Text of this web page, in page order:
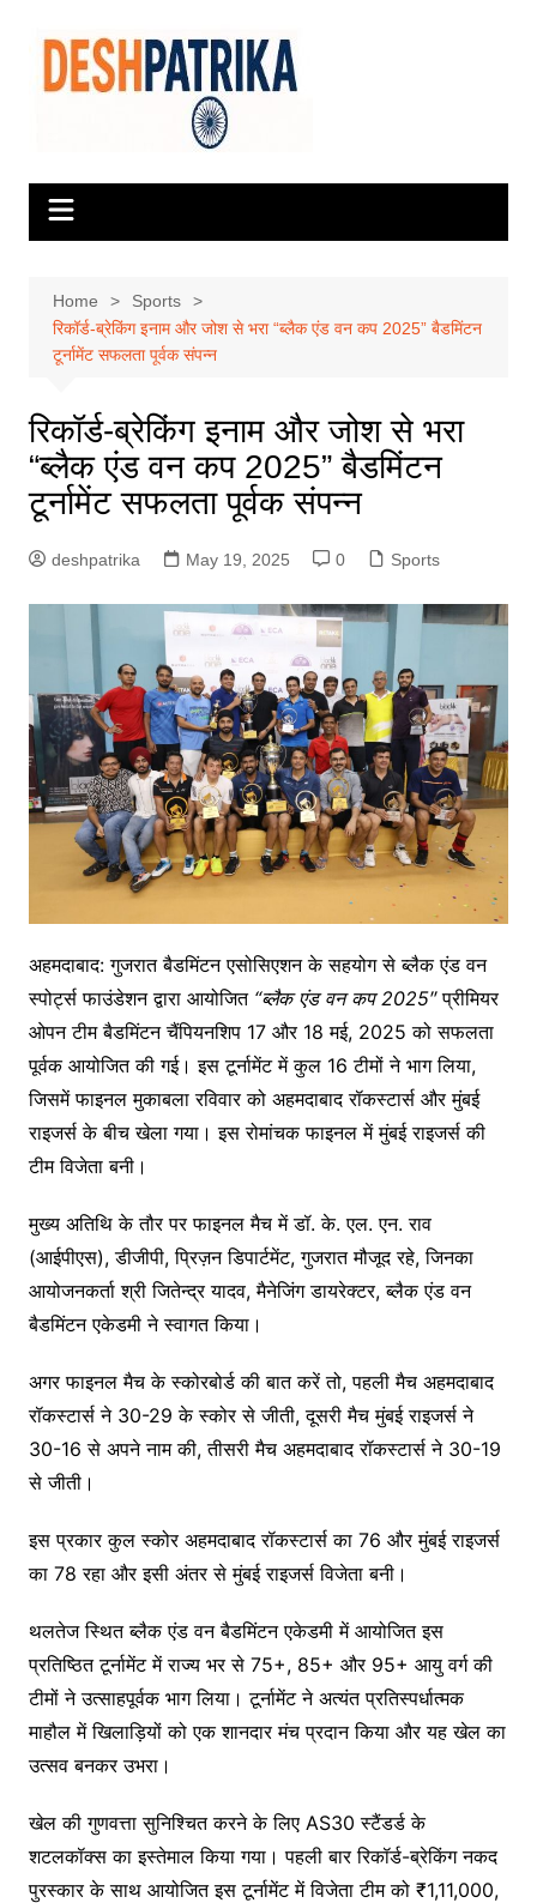
content
Home
Sports
रिकॉर्ड-ब्रेकिंग इनाम और जोश से भरा “ब्लैक एंड वन कप 2025” बैडमिंटन
टूर्नामेंट सफलता पूर्वक संपन्न
रिकॉर्ड-ब्रेकिंग इनाम और जोश से भरा
“ब्लैक एंड वन कप 2025” बैडमिंटन
टूर्नामेंट सफलता पूर्वक संपन्न
deshpatrika May 19, 2025 0 Sports
अहमदाबाद: गुजरात बैडमिंटन एसोसिएशन के सहयोग से ब्लैक एंड वन
स्पोर्ट्स फाउंडेशन द्वारा आयोजित “ब्लैक एंड वन कप 2025″प्रीमियर
ओपन टीम बैडमिंटन चैंपियनशिप 17 और 18 मई, 2025 को सफलता
पूर्वक आयोजित की गई। इस टूर्नामेंट में कुल 16 टीमों ने भाग लिया,
जिसमें फाइनल मुकाबला रविवार को अहमदाबाद रॉकस्टार्स और मुंबई
राइजर्स के बीच खेला गया। इस रोमांचक फाइनल में मुंबई राइजर्स की
टीम विजेता बनी।
मुख्य अतिथि के तौर पर फाइनल मैच में डॉ. के. एल. एन. राव
(आईपीएस), डीजीपी, प्रिज़न डिपार्टमेंट, गुजरात मौजूद रहे, जिनका
आयोजनकर्ता श्री जितेन्द्र यादव, मैनेजिंग डायरेक्टर, ब्लैक एंड वन
बैडमिंटन एकेडमी ने स्वागत किया।
अगर फाइनल मैच के स्कोरबोर्ड की बात करें तो, पहली मैच अहमदाबाद
रॉकस्टार्स ने 30-29 के स्कोर से जीती, दूसरी मैच मुंबई राइजर्स ने
30-16 से अपने नाम की, तीसरी मैच अहमदाबाद रॉकस्टार्स ने 30-19
से जीती।
इस प्रकार कुल स्कोर अहमदाबाद रॉकस्टार्स का 76 और मुंबई राइजर्स
का 78 रहा और इसी अंतर से मुंबई राइजर्स विजेता बनी।
थलतेज स्थित ब्लैक एंड वन बैडमिंटन एकेडमी में आयोजित इस
प्रतिष्ठित टूर्नामेंट में राज्य भर से 75+, 85+ और 95+ आयु वर्ग की
टीमों ने उत्साहपूर्वक भाग लिया। टूर्नामेंट ने अत्यंत प्रतिस्पर्धात्मक
माहौल में खिलाड़ियों को एक शानदार मंच प्रदान किया और यह खेल का
उत्सव बनकर उभरा।
खेल की गुणवत्ता सुनिश्चित करने के लिए AS30 स्टैंडर्ड के
शटलकॉक्स का इस्तेमाल किया गया। पहली बार रिकॉर्ड-ब्रेकिंग नकद
पुरस्कार के साथ आयोजित इस टूर्नामेंट में विजेता टीम को ₹1,11,000,